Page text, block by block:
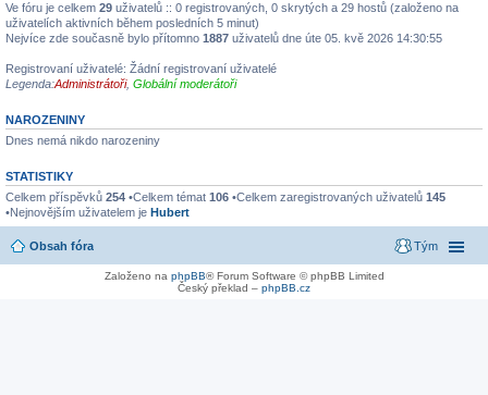
Ve fóru je celkem 29 uživatelů :: 0 registrovaných, 0 skrytých a 29 hostů (založeno na
uživatelích aktivních během posledních 5 minut)
Nejvíce zde současně bylo přítomno 1887 uživatelů dne úte 05. kvě 2026 14:30:55
Registrovaní uživatelé: Žádní registrovaní uživatelé
Legenda:Administrátoři, Globální moderátoři
NAROZENINY
Dnes nemá nikdo narozeniny
STATISTIKY
Celkem příspěvků 254 •Celkem témat 106 •Celkem zaregistrovaných uživatelů 145
•Nejnovějším uživatelem je Hubert
Obsah fóra Tým
Založeno na phpBB® Forum Software © phpBB Limited
Český překlad – phpBB.cz